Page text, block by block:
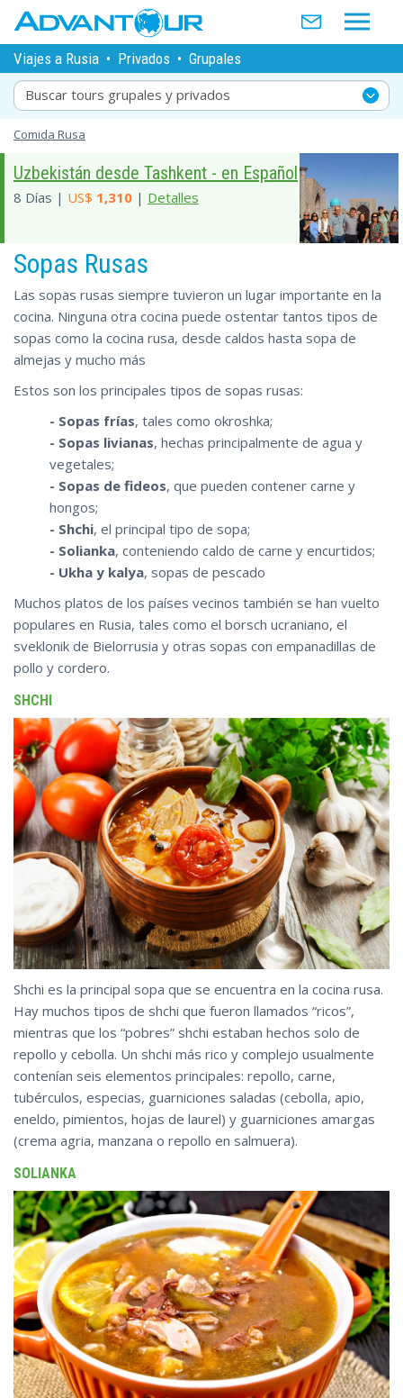
Viajes a Rusia • Privados • Grupales
Buscar tours grupales y privados
Comida Rusa
Uzbekistán desde Tashkent - en Español
8 Días | US$ 1,310 | Detalles
Sopas Rusas
Las sopas rusas siempre tuvieron un lugar importante en la
cocina. Ninguna otra cocina puede ostentar tantos tipos de
sopas como la cocina rusa, desde caldos hasta sopa de
almejas y mucho más
Estos son los principales tipos de sopas rusas:
- Sopas frías, tales como okroshka;
- Sopas livianas, hechas principalmente de agua y
vegetales;
- Sopas de fideos, que pueden contener carne y
hongos;
- Shchi, el principal tipo de sopa;
- Solianka, conteniendo caldo de carne y encurtidos;
- Ukha y kalya, sopas de pescado
Muchos platos de los países vecinos también se han vuelto
populares en Rusia, tales como el borsch ucraniano, el
sveklonik de Bielorrusia y otras sopas con empanadillas de
pollo y cordero.
SHCHI
Shchi es la principal sopa que se encuentra en la cocina rusa.
Hay muchos tipos de shchi que fueron llamados “ricos”,
mientras que los “pobres” shchi estaban hechos solo de
repollo y cebolla. Un shchi más rico y complejo usualmente
contenían seis elementos principales: repollo, carne,
tubérculos, especias, guarniciones saladas (cebolla, apio,
eneldo, pimientos, hojas de laurel) y guarniciones amargas
(crema agria, manzana o repollo en salmuera).
SOLIANKA